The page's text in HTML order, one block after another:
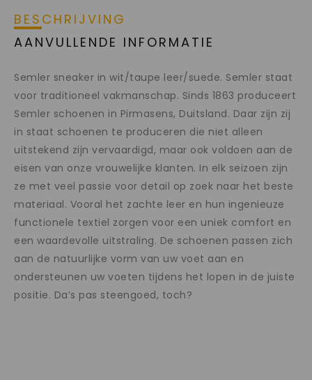
BESCHRIJVING
AANVULLENDE INFORMATIE
Semler sneaker in wit/taupe leer/suede. Semler staat
voor traditioneel vakmanschap. Sinds 1863 produceert
Semler schoenen in Pirmasens, Duitsland. Daar zijn zij
in staat schoenen te produceren die niet alleen
uitstekend zijn vervaardigd, maar ook voldoen aan de
eisen van onze vrouwelijke klanten. In elk seizoen zijn
ze met veel passie voor detail op zoek naar het beste
materiaal. Vooral het zachte leer en hun ingenieuze
functionele textiel zorgen voor een uniek comfort en
een waardevolle uitstraling. De schoenen passen zich
aan de natuurlijke vorm van uw voet aan en
ondersteunen uw voeten tijdens het lopen in de juiste
positie. Da’s pas steengoed, toch?